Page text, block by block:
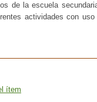
de la escuela
actividades con
ítem